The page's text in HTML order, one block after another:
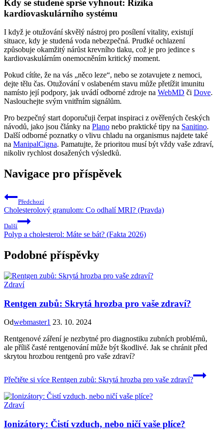
Kdy se studené sprše vyhnout: Rizika
kardiovaskulárního systému
I když je otužování skvělý nástroj pro posílení vitality, existují
situace, kdy je studená voda nebezpečná. Prudké ochlazení
způsobuje okamžitý nárůst krevního tlaku, což je pro jedince s
kardiovaskulárním onemocněním kritický moment.
Pokud cítíte, že na vás „něco leze“, nebo se zotavujete z nemoci,
dejte tělu čas. Otužování v oslabeném stavu může přetížit imunitu
namísto její podpory, jak uvádí odborné zdroje na WebMD či Dove.
Naslouchejte svým vnitřním signálům.
Pro bezpečný start doporučuji čerpat inspiraci z ověřených českých
návodů, jako jsou články na Plano nebo praktické tipy na Sanitino.
Další odborné poznatky o vlivu chladu na organismus najdete také
na ManipalCigna. Pamatujte, že prioritou musí být vždy vaše zdraví,
nikoliv rychlost dosažených výsledků.
Navigace pro příspěvek
Předchozí
Cholesterolový granulom: Co odhalí MRI? (Pravda)
Další
Polyp a cholesterol: Máte se bát? (Fakta 2026)
Podobné příspěvky
Zdraví
Rentgen zubů: Skrytá hrozba pro vaše zdraví?
Odwebmaster1 23. 10. 2024
Rentgenové záření je nezbytné pro diagnostiku zubních problémů,
ale příliš časté rentgenování může být škodlivé. Jak se chránit před
skrytou hrozbou rentgenů pro vaše zdraví?
Přečtěte si více Rentgen zubů: Skrytá hrozba pro vaše zdraví?
Zdraví
Ionizátory: Čistí vzduch, nebo ničí vaše plíce?